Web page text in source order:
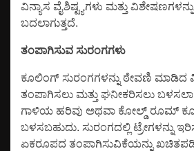
ವಿನ್ಯಾಸ ವೈಶಿಷ್ಟ್ಯಗಳು ಮತ್ತು
ಬದಲಾಗುತ್ತದೆ.
ತಂಪಾಗಿಸುವ ಸುರಂಗಗಳು
ಕೂಲಿಂಗ್ ಸುರಂಗಗಳನ್ನು ಠೇವಣಿ ಮಾಡಿದ
ತಂಪಾಗಿಸಲು ಮತ್ತು ಘನೀಕರಿಸಲು
ಗಾಳಿಯ ಹರಿವು ಅಥವಾ ಕೋಲ್ಡ್ ರೂಮ್
ಬಳಸಬಹುದು. ಸುರಂಗದಲ್ಲಿ ಟ್ರೇಗಳನ್ನು
ಏಕರೂಪದ ತಂಪಾಗಿಸುವಿಕೆಯನ್ನು